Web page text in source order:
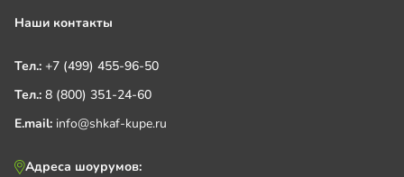
Наши контакты
Тел.: +7 (499) 455-96-50
Тел.: 8 (800) 351-24-60
E.mail: info@shkaf-kupe.ru
Адреса шоурумов: